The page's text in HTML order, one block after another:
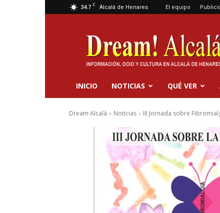
34.7 C Alcalá de Henares El equipo
Dream
Alcalá
INICIO NOTICIAS QUÉ VER
Dream Alcalá Noticias III Jornada sobre